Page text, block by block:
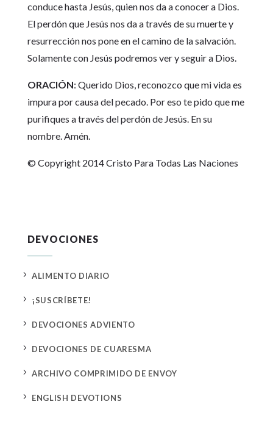
conduce hasta Jesús, quien nos da a conocer a Dios.
El perdón que Jesús nos da a través de su muerte y
resurrección nos pone en el camino de la salvación.
Solamente con Jesús podremos ver y seguir a Dios.
ORACIÓN: Querido Dios, reconozco que mi vida es
impura por causa del pecado. Por eso te pido que me
purifiques a través del perdón de Jesús. En su
nombre. Amén.
© Copyright 2014 Cristo Para Todas Las Naciones
DEVOCIONES
5 ALIMENTO DIARIO
5 ¡SUSCRÍBETE!
5 DEVOCIONES ADVIENTO
5 DEVOCIONES DE CUARESMA
5 ARCHIVO COMPRIMIDO DE ENVOY
5 ENGLISH DEVOTIONS